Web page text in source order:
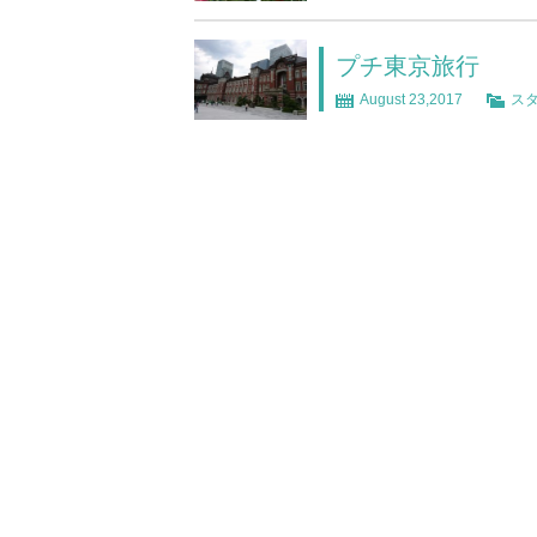
プチ東京旅行
August 23,2017 ス